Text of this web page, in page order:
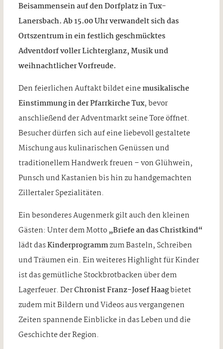
Beisammensein auf den Dorfplatz in Tux-
Lanersbach. Ab 15.00 Uhr verwandelt sich das
Ortszentrum in ein festlich geschmücktes
Adventdorf voller Lichterglanz, Musik und
weihnachtlicher Vorfreude.
Den feierlichen Auftakt bildet einemusikalische
Einstimmung in der Pfarrkirche Tux, bevor
anschließend der Adventmarkt seine Tore öffnet.
Besucher dürfen sich auf eine liebevoll gestaltete
Mischung aus kulinarischen Genüssen und
traditionellem Handwerk freuen – von Glühwein,
Punsch und Kastanien bis hin zu handgemachten
Zillertaler Spezialitäten.
Ein besonderes Augenmerk gilt auch den kleinen
Gästen: Unter dem Motto„Briefe an das Christkind“
lädt dasKinderprogrammzum Basteln, Schreiben
und Träumen ein. Ein weiteres Highlight für Kinder
ist das gemütliche Stockbrotbacken über dem
Lagerfeuer. DerChronist Franz-Josef Haagbietet
zudem mit Bildern und Videos aus vergangenen
Zeiten spannende Einblicke in das Leben und die
Geschichte der Region.